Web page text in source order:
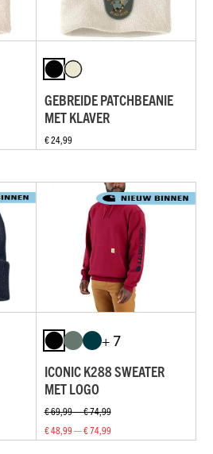
GEBREIDE PATCHBEANIE
MET KLAVER
€ 24,99
+ 7
ICONIC K288 SWEATER
MET LOGO
€ 69,99 — € 74,99
€ 48,99 — € 74,99